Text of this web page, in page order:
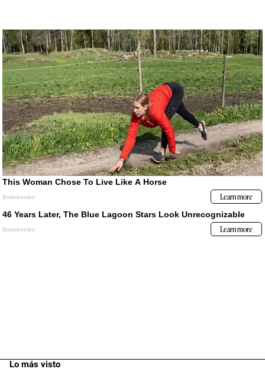
Lo más visto